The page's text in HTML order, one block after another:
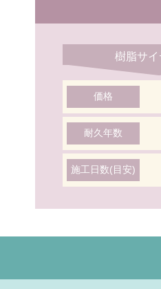
樹脂サ
価格
耐久年数
施工日数(目安)